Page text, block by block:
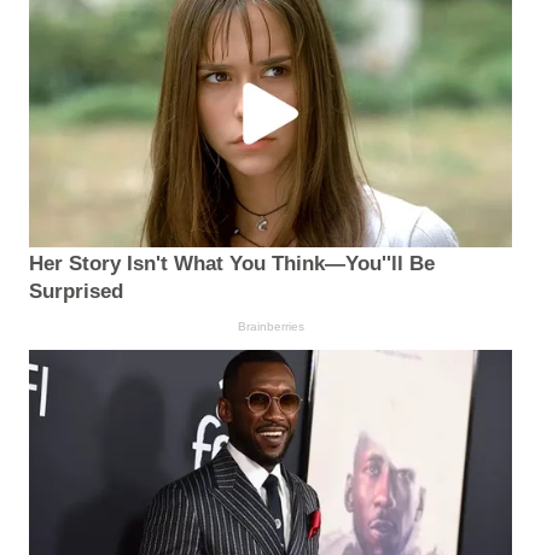
Her Story Isn't What You Think—You''ll Be
Surprised
Brainberries